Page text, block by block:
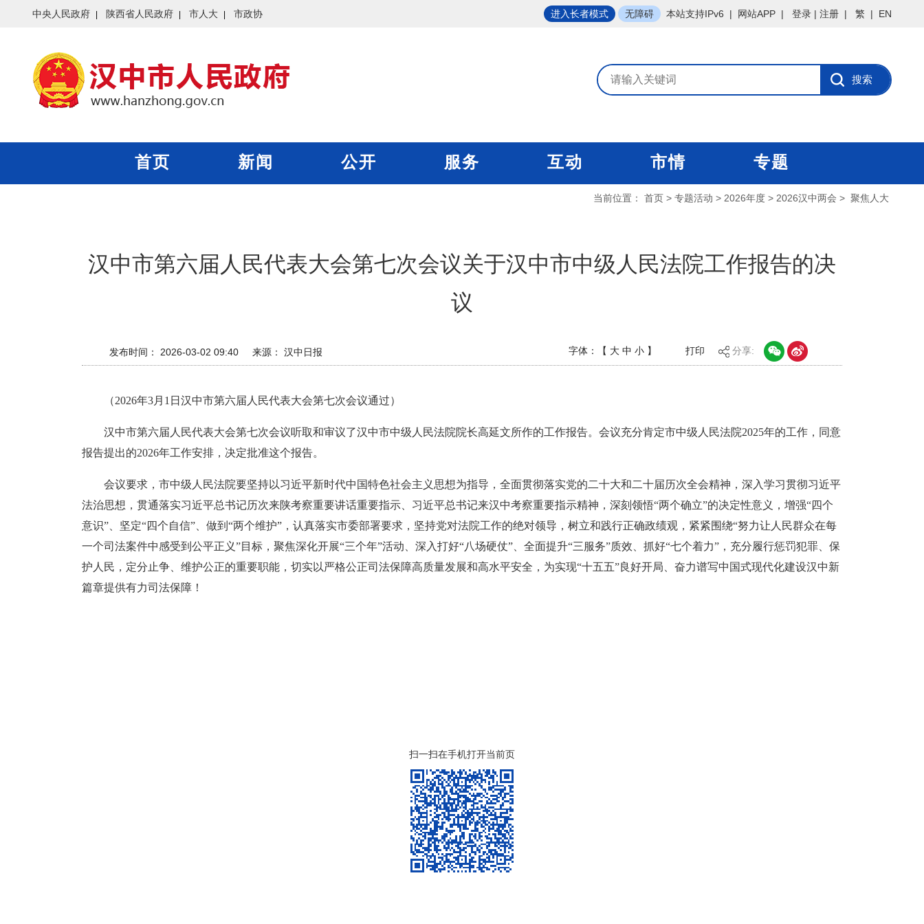
中央人民政府 陕西省人民政府 市人大 市政协 进入长者模式 无障碍 本站支持IPv6 | 网站APP | 登录 | 注册 | 繁 | EN
首页 新闻 公开 服务 互动 市情 专题
当前位置： 首页 > 专题活动 > 2026年度 > 2026汉中两会 > 聚焦人大
汉中市第六届人民代表大会第七次会议关于汉中市中级人民法院工作报告的决
议
发布时间： 2026-03-02 09:40 来源： 汉中日报 字体：【 大 中 小 】 打印 分享:
（2026年3月1日汉中市第六届人民代表大会第七次会议通过）
汉中市第六届人民代表大会第七次会议听取和审议了汉中市中级人民法院院长高延文所作的工作报告。会议充分肯定市中级人民法院2025年的工作，同意
报告提出的2026年工作安排，决定批准这个报告。
会议要求，市中级人民法院要坚持以习近平新时代中国特色社会主义思想为指导，全面贯彻落实党的二十大和二十届历次全会精神，深入学习贯彻习近平
法治思想，贯通落实习近平总书记历次来陕考察重要讲话重要指示、习近平总书记来汉中考察重要指示精神，深刻领悟“两个确立”的决定性意义，增强“四个
意识”、坚定“四个自信”、做到“两个维护”，认真落实市委部署要求，坚持党对法院工作的绝对领导，树立和践行正确政绩观，紧紧围绕“努力让人民群众在每
一个司法案件中感受到公平正义”目标，聚焦深化开展“三个年”活动、深入打好“八场硬仗”、全面提升“三服务”质效、抓好“七个着力”，充分履行惩罚犯罪、保
护人民，定分止争、维护公正的重要职能，切实以严格公正司法保障高质量发展和高水平安全，为实现“十五五”良好开局、奋力谱写中国式现代化建设汉中新
篇章提供有力司法保障！
扫一扫在手机打开当前页